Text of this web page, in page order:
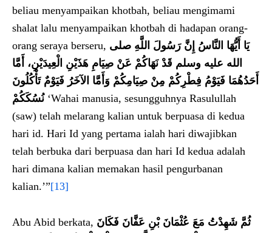
beliau menyampaikan khotbah, beliau mengimami
shalat lalu menyampaikan khotbah di hadapan orang-
orang seraya berseru, يَا أَيُّهَا النَّاسُ إِنَّ رَسُولَ اللَّهِ صلى
الله عليه وسلم قَدْ نَهَاكُمْ عَنْ صِيَامِ هَذَيْنِ الْعِيدَيْنِ، أَمَّا
أَحَدُهُمَا فَيَوْمُ فِطْرِكُمْ مِنْ صِيَامِكُمْ وَأَمَّا الآخَرُ فَيَوْمٌ تَأْكُلُونَ
نُسُكَكُمْ‏‘Wahai manusia, sesungguhnya Rasulullah
(saw) telah melarang kalian untuk berpuasa di kedua
hari id. Hari Id yang pertama ialah hari diwajibkan
telah berbuka dari berpuasa dan hari Id kedua adalah
hari dimana kalian memakan hasil pengurbanan
kalian.’”[13]
Abu Abid berkata, ثُمَّ شَهِدْتُ مَعَ عُثْمَانَ بْنِ عَفَّانَ فَكَانَ